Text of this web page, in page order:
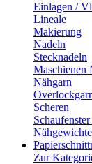
Einlagen /
Lineale
Makierung
Nadeln
Stecknadeln
Maschienen
Nähgarn
Scheren
Nähgewichte
Zur